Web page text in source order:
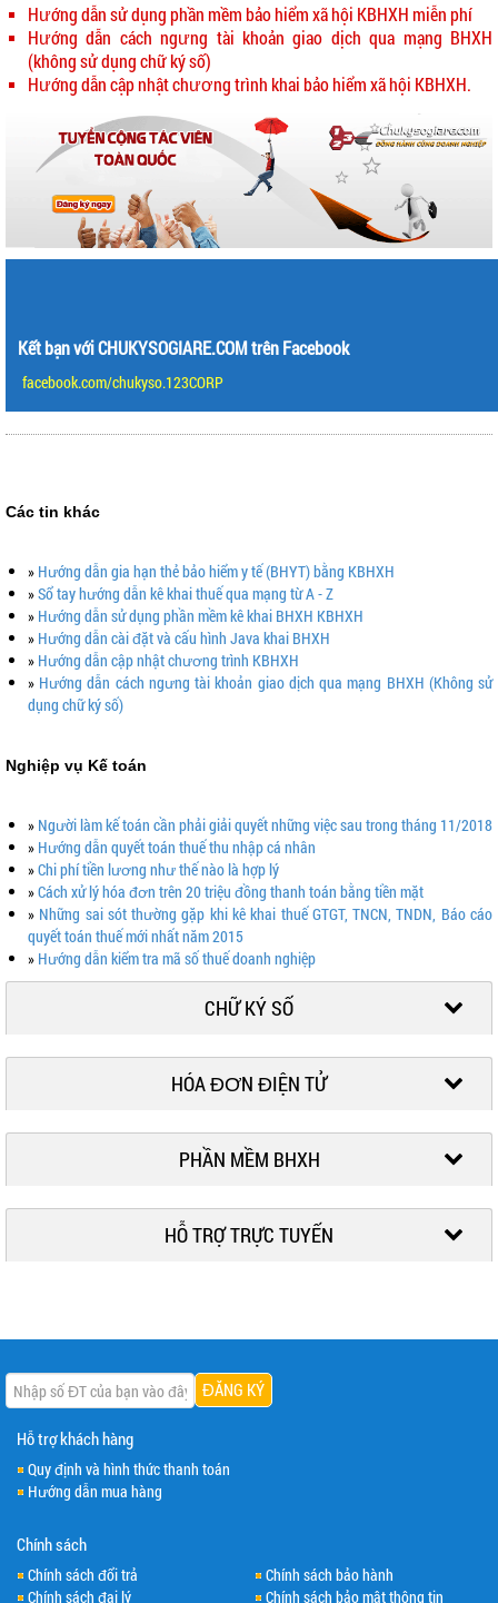
Hướng dẫn sử dụng phần mềm bảo hiểm xã hội KBHXH miễn phí
Hướng dẫn cách ngưng tài khoản giao dịch qua mạng BHXH
(không sử dụng chữ ký số)
Hướng dẫn cập nhật chương trình khai bảo hiểm xã hội KBHXH.
Kết bạn với CHUKYSOGIARE.COM trên Facebook
facebook.com/chukyso.123CORP
Các tin khác
» Hướng dẫn gia hạn thẻ bảo hiểm y tế (BHYT) bằng KBHXH
»Sổ tay hướng dẫn kê khai thuế qua mạng từ A - Z
» Hướng dẫn sử dụng phần mềm kê khai BHXH KBHXH
» Hướng dẫn cài đặt và cấu hình Java khai BHXH
» Hướng dẫn cập nhật chương trình KBHXH
» Hướng dẫn cách ngưng tài khoản giao dịch qua mạng BHXH (Không sử
dụng chữ ký số)
Nghiệp vụ Kế toán
» Người làm kế toán cần phải giải quyết những việc sau trong tháng 11/2018
» Hướng dẫn quyết toán thuế thu nhập cá nhân
»Chi phí tiền lương như thế nào là hợp lý
»Cách xử lý hóa đơn trên 20 triệu đồng thanh toán bằng tiền mặt
» Những sai sót thường gặp khi kê khai thuế GTGT, TNCN, TNDN, Báo cáo
quyết toán thuế mới nhất năm 2015
» Hướng dẫn kiểm tra mã số thuế doanh nghiệp
CHỮ KÝ SỐ
HÓA ĐƠN ĐIỆN TỬ
PHẦN MỀM BHXH
HỖ TRỢ TRỰC TUYẾN
Hỗ trợ khách hàng
Quy định và hình thức thanh toán
Hướng dẫn mua hàng
Chính sách
Chính sách đổi trả
Chính sách bảo hành
Chính sách đại lý
Chính sách bảo mật thông tin